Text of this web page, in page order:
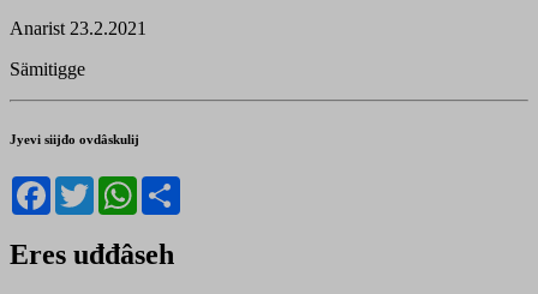
Anarist 23.2.2021
Sämitigge
Jyevi siijđo ovdâskulij
Facebook
TwitterWhatsApp
Eres uđđâseh